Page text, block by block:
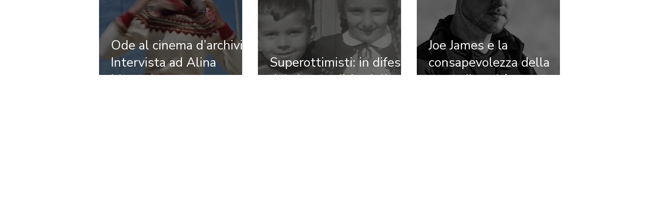
Ode al cinema d’archivio.
Intervista ad Alina
Marazzi
Superottimisti: in difesa
del cinema di famiglia
Joe James e la
consapevolezza della
neurodiversità